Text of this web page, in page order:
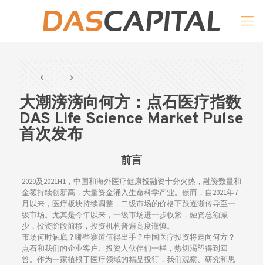
大潮滂滂向何方：点石医疗指数
DAS Life Science Market Pulse
首次发布
前言
2020及2021H1，中国和海外医疗健康投融资十分火热，融资数量和
金额持续创新高，大量资金涌入生命科学产业。然而，自2021年7
月以来，医疗板块持续调整，二级市场的价格下跌逐渐传导至一
级市场。尤其是今年以来，一级市场进一步收紧，融资总额减
少，投资阶段前移，投资机构普遍高度谨慎。
市场何时触底？哪些赛道值得出手？中国医疗投资将走向何方？
点石和我们的企业客户、投资人伙伴们一样，热切渴望得到回
答。作为一家植根于医疗领域的精品投行，我们观察、研究和思